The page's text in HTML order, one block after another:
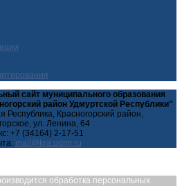
сайт муниципального образования
район Удмуртской Республики"
Республика, Красногорский район,
ул. Ленина, 64
+7 (34164) 2-17-51
обработка персональных